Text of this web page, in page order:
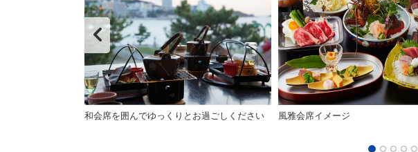
和会席を囲んでゆっくりとお過ごしください 風雅会席イメージ